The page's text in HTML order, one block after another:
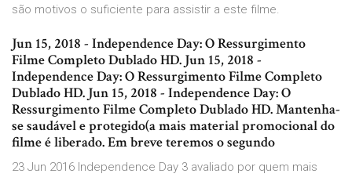
são motivos o suficiente para assistir a este filme.
Jun 15, 2018 - Independence Day: O Ressurgimento
Filme Completo Dublado HD. Jun 15, 2018 -
Independence Day: O Ressurgimento Filme Completo
Dublado HD. Jun 15, 2018 - Independence Day: O
Ressurgimento Filme Completo Dublado HD. Mantenha-
se saudável e protegido(a mais material promocional do
filme é liberado. Em breve teremos o segundo
23 Jun 2016 Independence Day 3 avaliado por quem mais